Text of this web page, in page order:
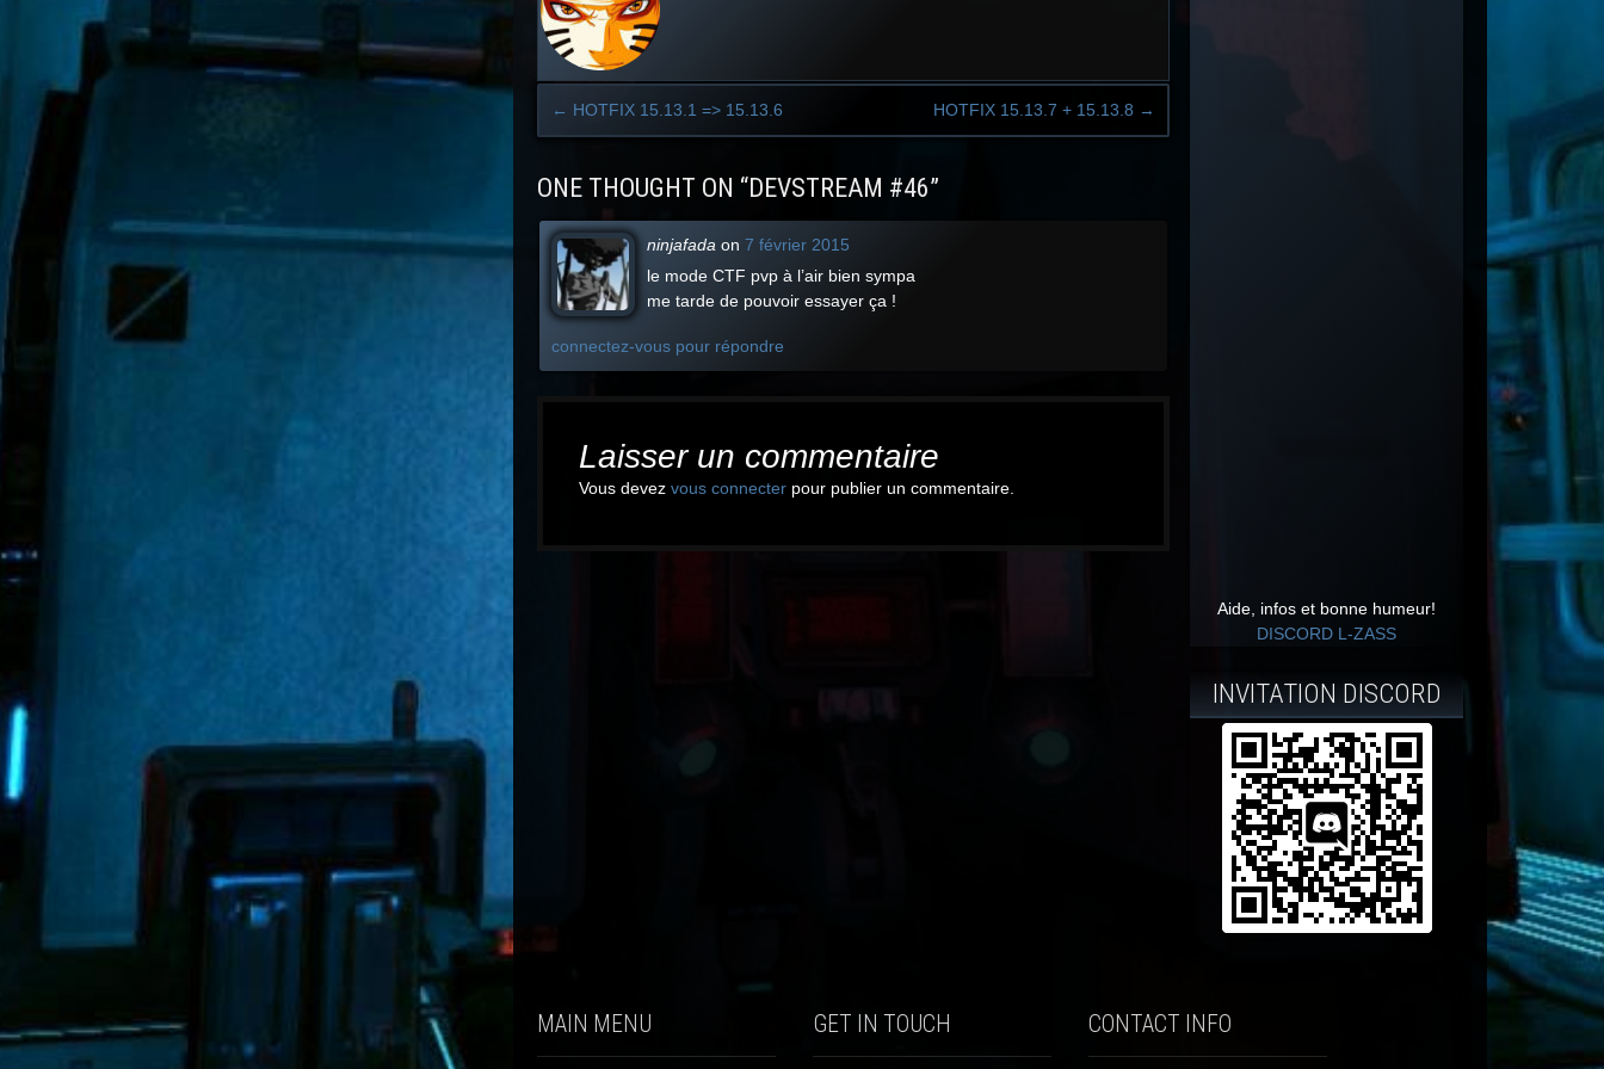
navigation
← HOTFIX 15.13.1 => 15.13.6 HOTFIX 15.13.7 + 15.13.8 →
ONE THOUGHT ON “DEVSTREAM #46”
ninjafada on 7 février 2015
le mode CTF pvp à l’air bien sympa
me tarde de pouvoir essayer ça !
connectez-vous pour répondre
Laisser un commentaire
Vous devez vous connecter pour publier un commentaire.
Aide, infos et bonne humeur!
DISCORD L-ZASS
INVITATION DISCORD
MAIN MENU GET IN TOUCH CONTACT INFO